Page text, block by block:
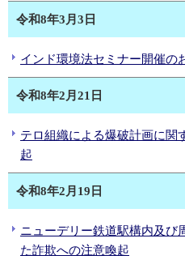
令和8年3月3日
インド環境法セミナー開催の
令和8年2月21日
テロ組織による爆破計画に関
起
令和8年2月19日
ニューデリー鉄道駅構内及び
た詐欺への注意喚起